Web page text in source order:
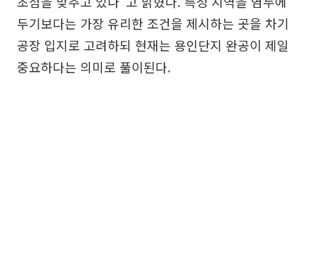
두기보다는 가장 유리한 조건을 제시하는 곳을 차기
공장 입지로 고려하되 현재는 용인단지 완공이 제일
중요하다는 의미로 풀이된다.